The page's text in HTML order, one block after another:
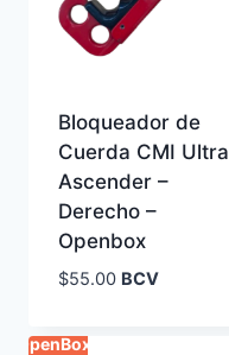
Bloqueador de
Cuerda CMI Ultra
Ascender –
Derecho –
Openbox
$55.00 BCV
OpenBox